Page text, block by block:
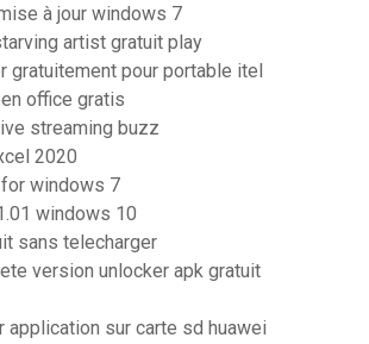
à jour windows 7
artist gratuit play
gratuitement pour portable itel
office gratis
streaming buzz
2020
windows 7
windows 10
sans telecharger
version unlocker apk gratuit
application sur carte sd huawei